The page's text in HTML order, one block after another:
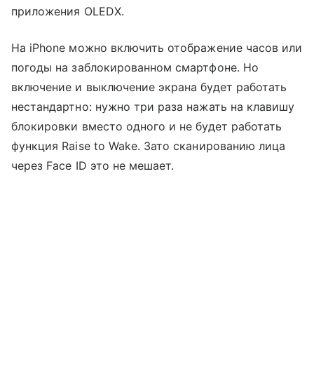
приложения OLEDX.
На iPhone можно включить отображение часов или
погоды на заблокированном смартфоне. Но
включение и выключение экрана будет работать
нестандартно: нужно три раза нажать на клавишу
блокировки вместо одного и не будет работать
функция Raise to Wake. Зато сканированию лица
через Face ID это не мешает.